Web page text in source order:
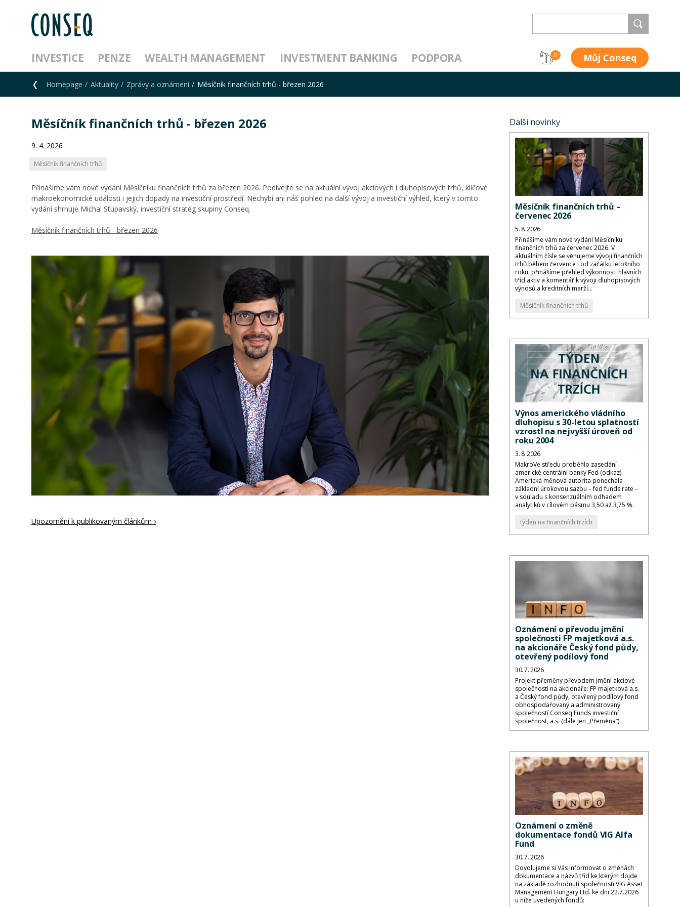
INVESTICE PENZE WEALTH MANAGEMENT INVESTMENT BANKING PODPORA 0 Můj Conseq
Homepage Aktuality Zprávy a oznámení Měsíčník finančních trhů - březen 2026
Měsíčník finančních trhů - březen 2026
9. 4. 2026
Měsíčník finančních trhů
Přinášíme vám nové vydání Měsíčníku finančních trhů za březen 2026. Podívejte se na aktuální vývoj akciových i dluhopisových trhů, klíčové
makroekonomické události i jejich dopady na investiční prostředí. Nechybí ani náš pohled na další vývoj a investiční výhled, který v tomto
vydání shrnuje Michal Stupavský, investiční stratég skupiny Conseq.
Měsíčník finančních trhů - březen 2026
Upozornění k publikovaným článkům ›
Další novinky
Měsíčník finančních trhů –
červenec 2026
5. 8. 2026
Přinášíme vám nové vydání Měsíčníku
finančních trhů za červenec 2026. V
aktuálním čísle se věnujeme vývoji finančních
trhů během července i od začátku letošního
roku, přinášíme přehled výkonnosti hlavních
tříd aktiv a komentář k vývoji dluhopisových
výnosů a kreditních marží...
Měsíčník finančních trhů
Výnos amerického vládního
dluhopisu s 30-letou splatností
vzrostl na nejvyšší úroveň od
roku 2004
3. 8. 2026
MakroVe středu proběhlo zasedání
americké centrální banky Fed (odkaz).
Americká měnová autorita ponechala
základní úrokovou sazbu – fed funds rate –
v souladu s konsenzuálním odhadem
analytiků v cílovém pásmu 3,50 až 3,75 %.
týden na finančních trzích
Oznámení o převodu jmění
společnosti FP majetková a.s.
na akcionáře Český fond půdy,
otevřený podílový fond
30. 7. 2026
Projekt přeměny převodem jmění akciové
společnosti na akcionáře: FP majetková a.s.
a Český fond půdy, otevřený podílový fond
obhospodařovaný a administrovaný
společností Conseq Funds investiční
společnost, a.s. (dále jen „Přeměna“).
Oznámení o změně
dokumentace fondů VIG Alfa
Fund
30. 7. 2026
Dovolujeme si Vás informovat o změnách
dokumentace a názvů tříd ke kterým dojde
na základě rozhodnutí společnosti VIG Asset
Management Hungary Ltd. ke dni 22.7.2026
u níže uvedených fondů: